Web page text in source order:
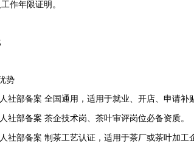
作年限证明 ‌。
势‌
人社部备案 全国通用，适用于就业、开店、申请补
人社部备案 茶企技术岗、茶叶审评岗位必备资质‌。
人社部备案 制茶工艺认证，适用于茶厂或茶叶加工